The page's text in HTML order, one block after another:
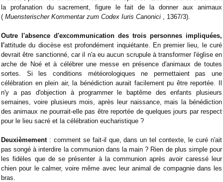
la profanation du sacrement, figure le fait de la donner aux animaux
( Muensterischer Kommentar zum Codex Iuris Canonici , 1367/3).
Outre l'absence d'excommunication des trois personnes impliquées,
l'attitude du diocèse est profondément inquiétante. En premier lieu, le curé
devrait être sanctionné, car il n'a eu aucun scrupule à transformer l'église en
arche de Noé et à célébrer une messe en présence d'animaux de toutes
sortes. Si les conditions météorologiques ne permettaient pas une
célébration en plein air, la bénédiction aurait facilement pu être reportée. Il
n'y a pas d'objection à programmer le baptême des enfants plusieurs
semaines, voire plusieurs mois, après leur naissance, mais la bénédiction
des animaux ne pourrait-elle pas être reportée de quelques jours par respect
pour le lieu sacré et la célébration eucharistique ?
Deuxièmement : comment se fait-il que, dans un tel contexte, le curé n'ait
pas songé à interdire la communion dans la main ? Rien de plus simple pour
les fidèles que de se présenter à la communion après avoir caressé leur
chien pour le calmer, voire même avec leur animal de compagnie dans les
bras.